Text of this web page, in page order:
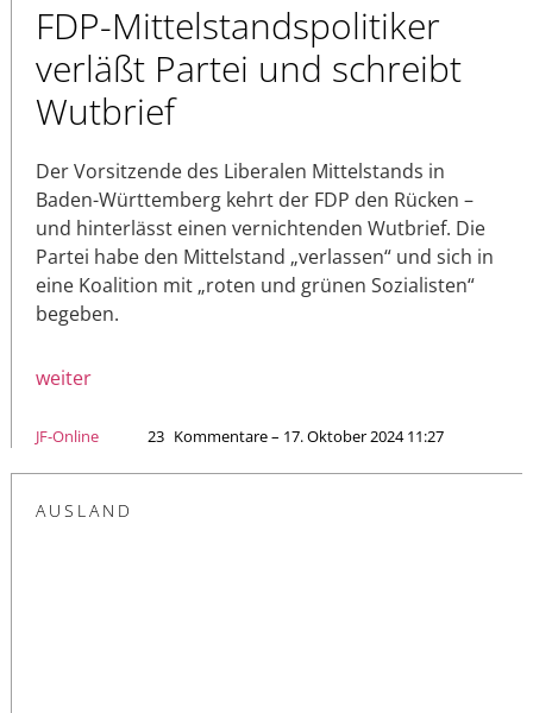
FDP-Mittelstandspolitiker
verläßt Partei und schreibt
Wutbrief
Der Vorsitzende des Liberalen Mittelstands in
Baden-Württemberg kehrt der FDP den Rücken –
und hinterlässt einen vernichtenden Wutbrief. Die
Partei habe den Mittelstand „verlassen“ und sich in
eine Koalition mit „roten und grünen Sozialisten“
begeben.
weiter
JF-Online 23 Kommentare – 17. Oktober 2024 11:27
AUSLAND